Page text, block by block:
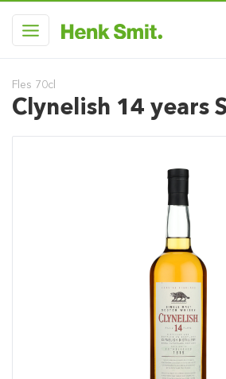
Fles 70cl
Clynelish 14 years